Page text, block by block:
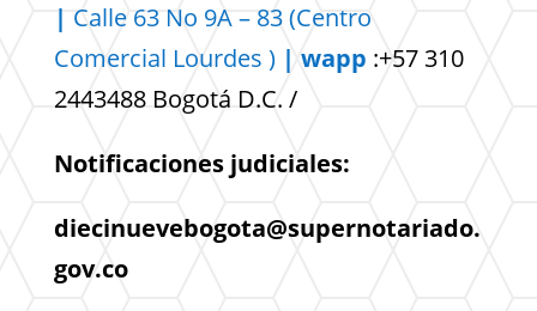
| Calle 63 No 9A – 83 (Centro
Comercial Lourdes ) | wapp :+57 310
2443488 Bogotá D.C. /
Notificaciones judiciales:
diecinuevebogota@supernotariado.
gov.co